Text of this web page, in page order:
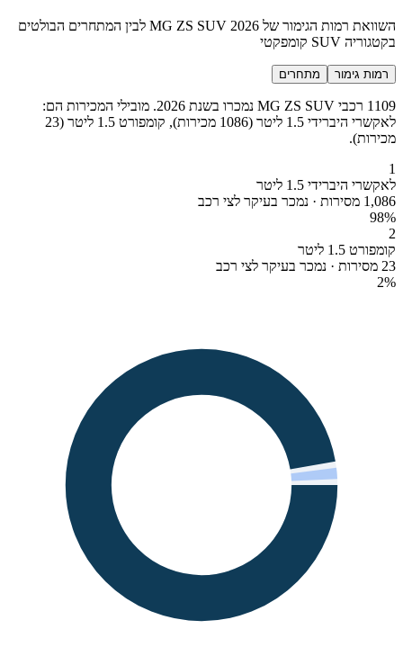
השוואת רמות הגימור של MG ZS SUV 2026 לבין המתחרים הבולטים
בקטגוריה SUV קומפקטי
רמות גימור מתחרים
1109 רכבי MG ZS SUV נמכרו בשנת 2026. מובילי המכירות הם:
לאקשרי היברידי 1.5 ליטר (1086 מכירות), קומפורט 1.5 ליטר (23
מכירות).
1
לאקשרי היברידי 1.5 ליטר
1,086 מסירות · נמכר בעיקר לצי רכב
98%
2
קומפורט 1.5 ליטר
23 מסירות · נמכר בעיקר לצי רכב
2%